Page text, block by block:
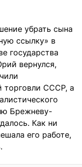
убрать сына
ссылку» в
государства
вернулся,
торговли СССР, а
Брежневу-
Как ни
его работе,